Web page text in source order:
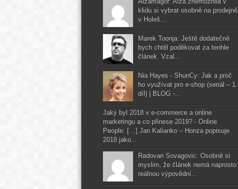
klidu si vybrat osobně na prodejně
v Holeš...
Marek Toonja: Ještě dodatečně
bych chtěl poděkovat za tenhle
článek. Vzal...
Nia Hayes - ShunCy: Jak a proč
ho využívat pro e-shop (seriál – 1.
díl) | BLOG -...
Jaký byl 2018 v e-commerce a online
marketingu a co přinese 2019? - Online
People: […] Jan Kalianko – Honza popisuje
2018 jako...
Radovan Sovagovic: Osobně si
myslim, že článek nemá naprosto
reálnou výpovědní...